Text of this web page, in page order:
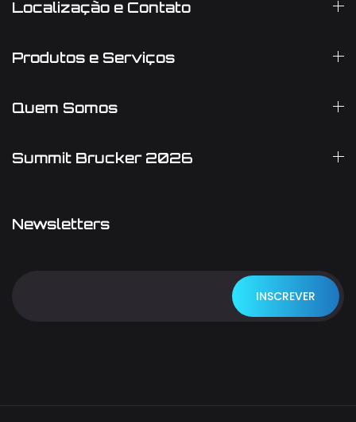
Localização e Contato
Produtos e Serviços
Quem Somos
Summit Brucker 2026
Newsletters